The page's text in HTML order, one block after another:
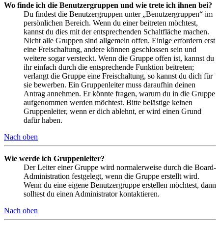
Wo finde ich die Benutzergruppen und wie trete ich ihnen bei?
Du findest die Benutzergruppen unter „Benutzergruppen“ im
persönlichen Bereich. Wenn du einer beitreten möchtest,
kannst du dies mit der entsprechenden Schaltfläche machen.
Nicht alle Gruppen sind allgemein offen. Einige erfordern erst
eine Freischaltung, andere können geschlossen sein und
weitere sogar versteckt. Wenn die Gruppe offen ist, kannst du
ihr einfach durch die entsprechende Funktion beitreten;
verlangt die Gruppe eine Freischaltung, so kannst du dich für
sie bewerben. Ein Gruppenleiter muss daraufhin deinen
Antrag annehmen. Er könnte fragen, warum du in die Gruppe
aufgenommen werden möchtest. Bitte belästige keinen
Gruppenleiter, wenn er dich ablehnt, er wird einen Grund
dafür haben.
Nach oben
Wie werde ich Gruppenleiter?
Der Leiter einer Gruppe wird normalerweise durch die Board-
Administration festgelegt, wenn die Gruppe erstellt wird.
Wenn du eine eigene Benutzergruppe erstellen möchtest, dann
solltest du einen Administrator kontaktieren.
Nach oben